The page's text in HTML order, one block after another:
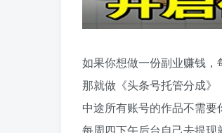
如果你想做一份副业赚钱，
那就做《头条号托管分成》
中途所有账号的作品不需要